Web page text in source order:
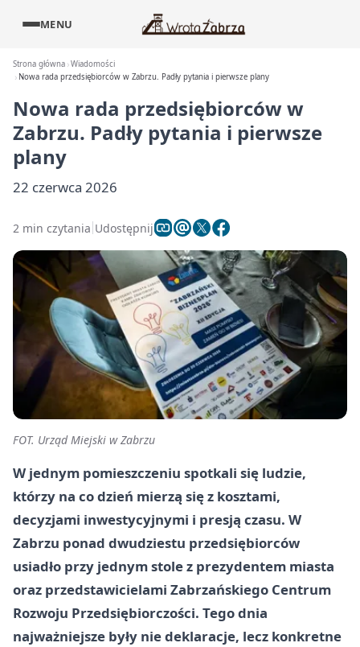
MENU
Strona główna Wiadomości
Nowa rada przedsiębiorców w Zabrzu. Padły pytania i pierwsze plany
Nowa rada przedsiębiorców w
Zabrzu. Padły pytania i pierwsze
plany
22 czerwca 2026
2 min czytania Udostępnij
FOT. Urząd Miejski w Zabrzu
W jednym pomieszczeniu spotkali się ludzie,
którzy na co dzień mierzą się z kosztami,
decyzjami inwestycyjnymi i presją czasu. W
Zabrzu ponad dwudziestu przedsiębiorców
usiadło przy jednym stole z prezydentem miasta
oraz przedstawicielami Zabrzańskiego Centrum
Rozwoju Przedsiębiorczości. Tego dnia
najważniejsze były nie deklaracje, lecz konkretne